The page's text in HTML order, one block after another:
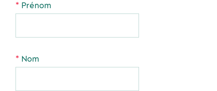
Événements sportifs
Prénom
Nom